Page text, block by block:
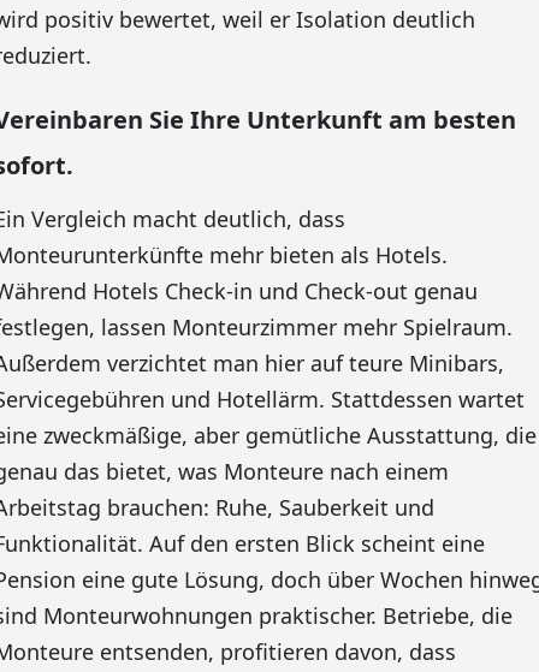
positiv bewertet, weil er Isolation deutlich
Sie Ihre Unterkunft am besten
Vergleich macht deutlich, dass
mehr bieten als Hotels.
Hotels Check-in und Check-out genau
lassen Monteurzimmer mehr Spielraum.
verzichtet man hier auf teure Minibars,
und Hotellärm. Stattdessen wartet
zweckmäßige, aber gemütliche Ausstattung, die
das bietet, was Monteure nach einem
brauchen: Ruhe, Sauberkeit und
Auf den ersten Blick scheint eine
eine gute Lösung, doch über Wochen
Monteurwohnungen praktischer. Betriebe, die
entsenden, profitieren davon, dass